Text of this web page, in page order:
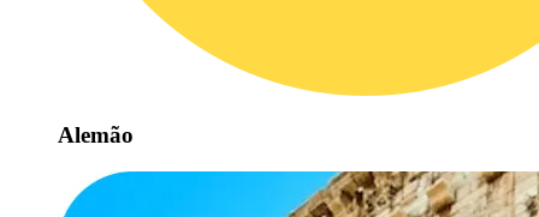
Alemão